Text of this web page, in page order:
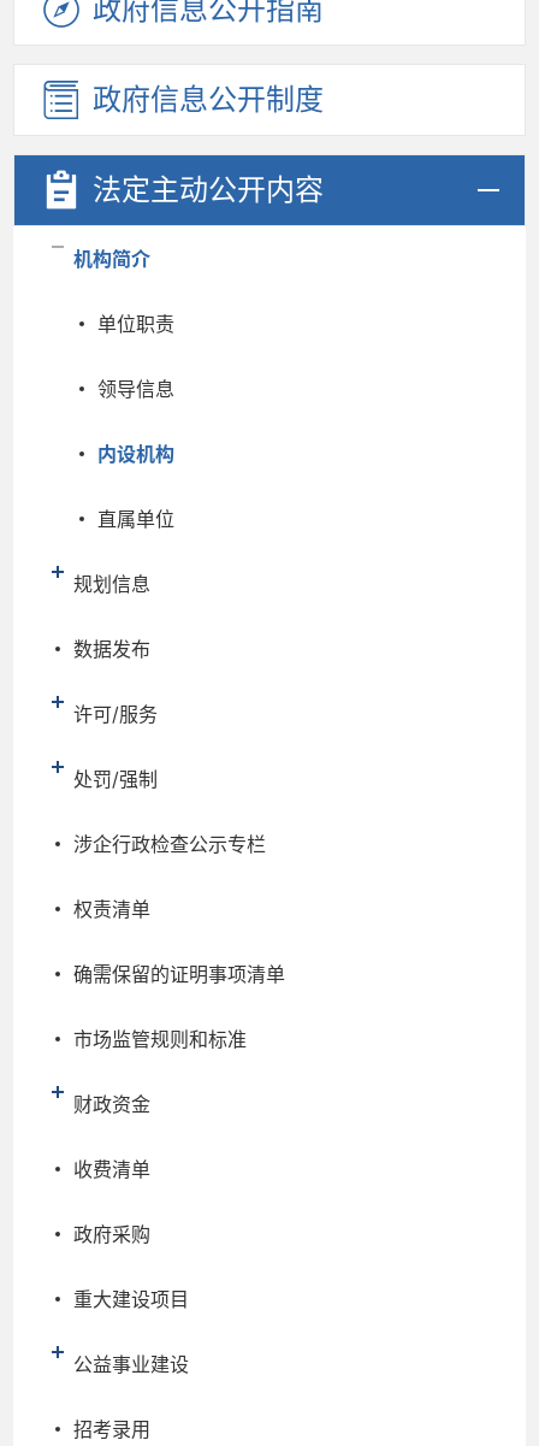
政府信息公开指南
政府信息公开制度
法定主动公开内容
机构简介
单位职责
领导信息
内设机构
直属单位
规划信息
数据发布
许可/服务
处罚/强制
涉企行政检查公示专栏
权责清单
确需保留的证明事项清单
市场监管规则和标准
财政资金
收费清单
政府采购
重大建设项目
公益事业建设
招考录用